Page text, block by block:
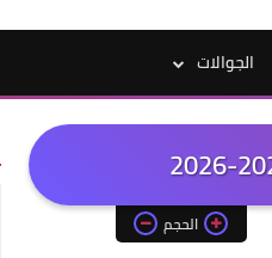
الجوالات
الحجم